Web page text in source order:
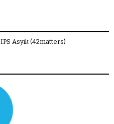
IPS Asyik (42matters)